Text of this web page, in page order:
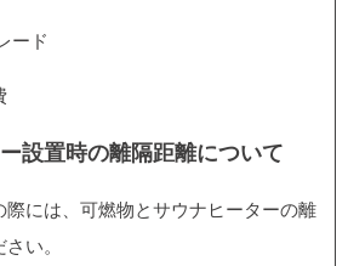
ード
設置時の離隔距離について
には、可燃物とサウナヒーターの離
い。